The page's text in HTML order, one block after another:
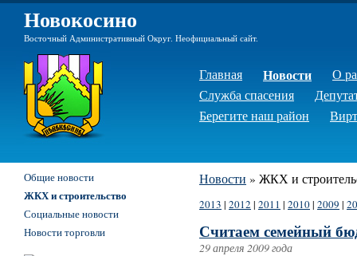
Новокосино
Восточный Административный Округ. Неофициальный сайт.
Главная Новости
О
Служба спасения
Берегите наш район
Новости » ЖКХ и
2013 | 2012 | 2011 | 2010| 2009 |
Считаем семейный
29 апреля 2009 года
Общие новости
ЖКХ и строительство
Социальные новости
Новости торговли